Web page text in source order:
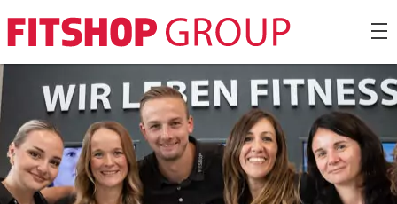
Zum
Inhalt
springen
Fitshop